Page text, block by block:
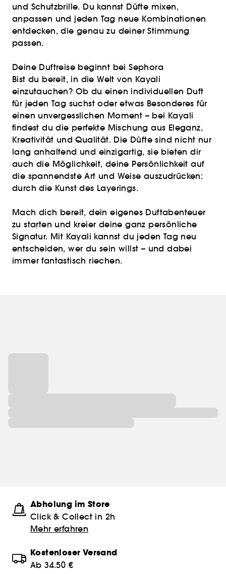
und Schutzbrille. Du kannst Düfte mixen,
anpassen und jeden Tag neue Kombinationen
entdecken, die genau zu deiner Stimmung
passen.
Deine Duftreise beginnt bei Sephora
Bist du bereit, in die Welt von Kayali
einzutauchen? Ob du einen individuellen Duft
für jeden Tag suchst oder etwas Besonderes für
einen unvergesslichen Moment – bei Kayali
findest du die perfekte Mischung aus Eleganz,
Kreativität und Qualität. Die Düfte sind nicht nur
lang anhaltend und einzigartig, sie bieten dir
auch die Möglichkeit, deine Persönlichkeit auf
die spannendste Art und Weise auszudrücken:
durch die Kunst des Layerings.
Mach dich bereit, dein eigenes Duftabenteuer
zu starten und kreier deine ganz persönliche
Signatur. Mit Kayali kannst du jeden Tag neu
entscheiden, wer du sein willst – und dabei
immer fantastisch riechen.
Abholung im Store
Click & Collect in 2h
Mehr erfahren
Kostenloser Versand
Ab 34.50 €